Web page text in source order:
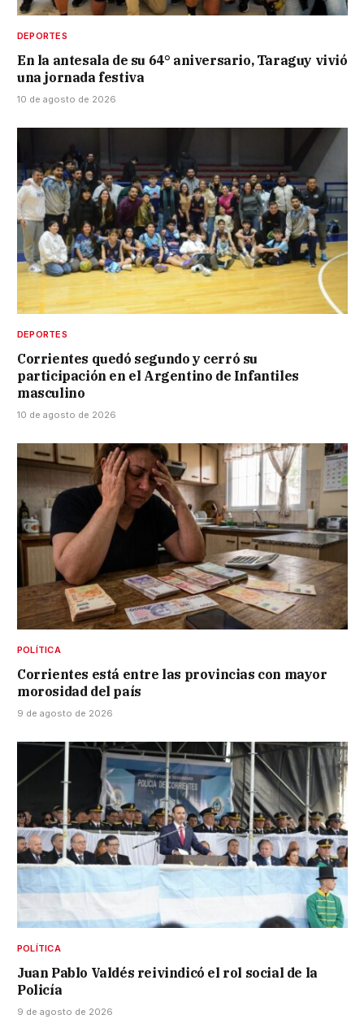
DEPORTES
En la antesala de su 64° aniversario, Taraguy vivió
una jornada festiva
10 de agosto de 2026
DEPORTES
Corrientes quedó segundo y cerró su
participación en el Argentino de Infantiles
masculino
10 de agosto de 2026
POLÍTICA
Corrientes está entre las provincias con mayor
morosidad del país
9 de agosto de 2026
POLÍTICA
Juan Pablo Valdés reivindicó el rol social de la
Policía
9 de agosto de 2026